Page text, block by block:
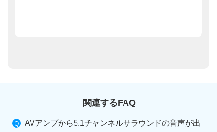
関連するFAQ
AVアンプから5.1チャンネルサラウンドの音声が出